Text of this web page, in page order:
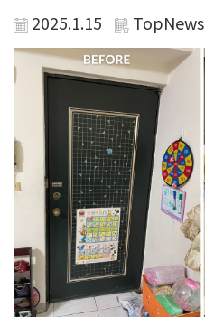
2025.1.15 TopNews